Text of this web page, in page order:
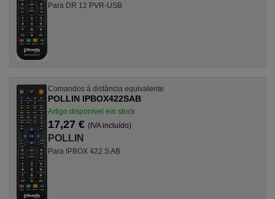
Para DR 12 PVR-USB
Comandos à distância equivalente
POLLIN IPBOX422SAB
Artigo disponível em stock
17,27 € (IVA incluído)
POLLIN
Para IPBOX 422 S AB